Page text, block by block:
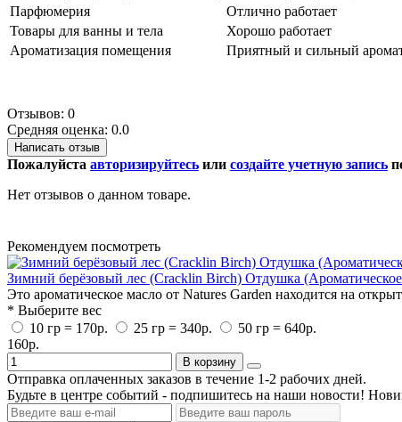
Парфюмерия
Отлично работает
Товары для ванны и тела
Хорошо работает
Ароматизация помещения
Приятный и сильный
Отзывов: 0
Средняя оценка: 0.0
Написать отзыв
Пожалуйста авторизируйтесь или создайте учетную запись
Нет отзывов о данном товаре.
Рекомендуем посмотреть
Зимний берёзовый лес (Cracklin Birch) Отдушка
Это ароматическое масло от Natures Garden находится на
* Выберите вес
10 гр = 170р.
25 гр = 340р.
50 гр = 640р.
160р.
В корзину
Отправка оплаченных заказов в течение 1-2 рабочих дней.
Будьте в центре событий - подпишитесь на наши новости!